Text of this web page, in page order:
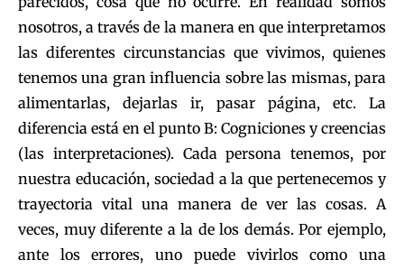
nosotros, a través de la manera en que interpretamos
las diferentes circunstancias que vivimos, quienes
tenemos una gran influencia sobre las mismas, para
alimentarlas, dejarlas ir, pasar página, etc. La
diferencia está en el punto B: Cogniciones y creencias
(las interpretaciones). Cada persona tenemos, por
nuestra educación, sociedad a la que pertenecemos y
trayectoria vital una manera de ver las cosas. A
veces, muy diferente a la de los demás. Por ejemplo,
ante los errores, uno puede vivirlos como una